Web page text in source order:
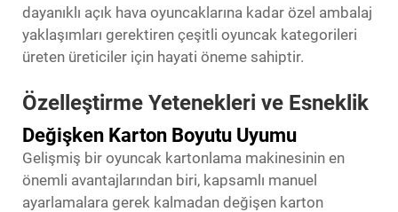
dayanıklı açık hava oyuncaklarına kadar özel ambalaj
yaklaşımları gerektiren çeşitli oyuncak kategorileri
üreten üreticiler için hayati öneme sahiptir.
Özelleştirme Yetenekleri ve Esneklik
Değişken Karton Boyutu Uyumu
Gelişmiş bir oyuncak kartonlama makinesinin en
önemli avantajlarından biri, kapsamlı manuel
ayarlamalara gerek kalmadan değişen karton